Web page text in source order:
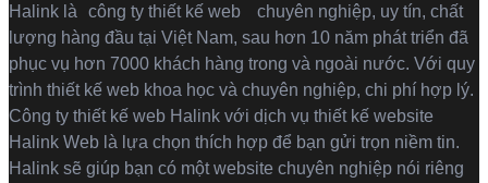
Halink là công ty thiết kế web
chuyên nghiệp, uy tín, chất
lượng hàng đầu tại Việt Nam, sau hơn 10 năm phát triển đã
phục vụ hơn 7000 khách hàng trong và ngoài nước. Với quy
trình thiết kế web khoa học và chuyên nghiệp, chi phí hợp lý.
Công ty thiết kế web Halink với dịch vụ thiết kế website
Halink Web là lựa chọn thích hợp để bạn gửi trọn niềm tin.
Halink sẽ giúp bạn có một website chuyên nghiệp nói riêng